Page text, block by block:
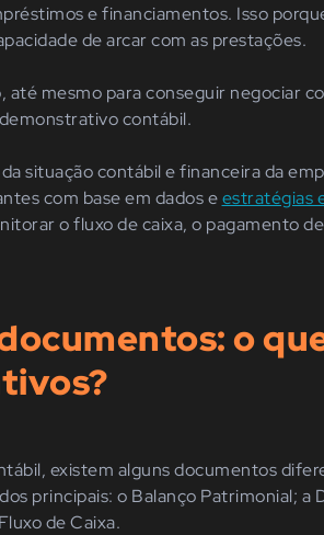
e financiamentos. Isso
de arcar com as prestações.
até mesmo para conseguir negociar
contábil.
situação contábil e financeira da
com base em dados eestratégias
o fluxo de caixa, o pagamento
o
existem alguns documentos
principais: o Balanço Patrimonial; a
de Caixa.